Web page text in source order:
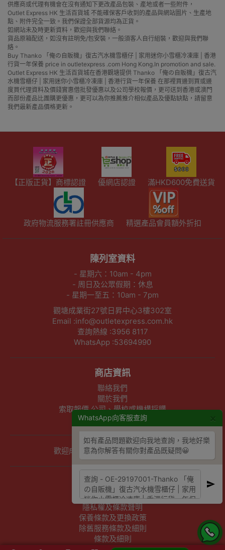
供應商或代理有機會在沒有通知下更改產品包裝、產地或者一些附件，
Outlet Express HK 生活百貨城 不能確保客戶收到的產品與網站圖片、生產地
點、附件完全一致。我們保證全部貨源均為正貨。
如網站未及時更新資料，歡迎與我們聯絡。
貨品原箱配送，如沒有註明免/包安裝，一般須客人自行組裝，歡迎與我們聯
絡。
Buy Thanko 「俺の自販機」復古汽水機雪櫃仔 | 家用迷你小雪櫃冷凍庫 | 香港
行貨一年保養 price in outletexpress .com Hong Kong.In promotion and sale.
Outlet Express HK 生活百貨城在香港觀塘提供 Thanko 「俺の自販機」復古汽
水機雪櫃仔 | 家用迷你小雪櫃冷凍庫 | 香港行貨一年保養 在那裡買邊到買或邊
度買代理資料及價錢實惠借批發優惠以及公司學校報價，更可送到香港或澳門
而部份產品比團購更優惠，更可以為你推薦推介相似產品及優點缺點，請留意
我們最新產品價格更新。
WhatsApp向客服查詢
如有產品問題歡迎向我地查詢，我地好樂
意為你解答有關你對產品既疑問😀
【正版正貨】商標認證 優網店認證 滿HKD600免費送貨
政府物流服務署註冊供應商 精選產品會員額外折扣
陳列室資料
- 星期六：10am - 4pm
- 周日及公眾假期：休息
- 星期一至五：10am - 7pm
觀塘成業街27號日昇中心3樓302室
Email :info@outletexpress.com.hk
查詢熱線 :3956 8117
WhatsApp :53694990
商店資訊
聯絡我們
關於我們
索取報價 公司、學校或機構採購
以公司採購卡(P卡)付款
歡迎成為Outlet Express HK供應商
其他資訊
下單須知
隱私權及條款聲明
保養條款及更換政策
除舊服務條款及細則
條款及細則